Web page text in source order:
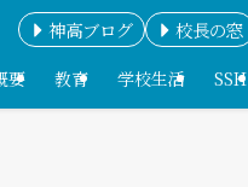
要 教育 学校生活 SSH
神高ブログ 校長の窓